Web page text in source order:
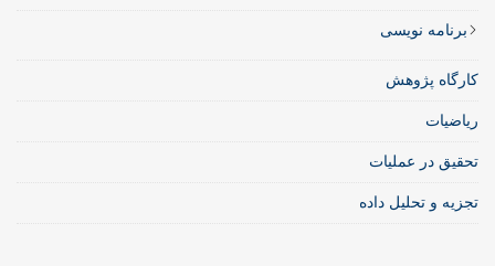
برنامه نویسی
کارگاه پژوهش
ریاضیات
تحقیق در عملیات
تجزیه و تحلیل داده